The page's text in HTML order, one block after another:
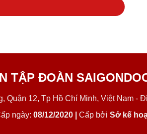
TẬP ĐOÀN
12, Tp Hồ Chí Minh, Việt Nam -
ngày: 08/12/2020 | Cấp bởi Sở kế